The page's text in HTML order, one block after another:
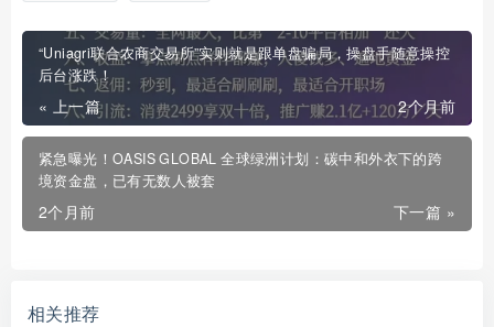
“Uniagri联合农商交易所”实则就是跟单盘骗局，操盘手随意操控
后台涨跌！
« 上一篇 2个月前
紧急曝光！OASIS GLOBAL 全球绿洲计划：碳中和外衣下的跨
境资金盘，已有无数人被套
下一篇 »
2个月前
相关推荐